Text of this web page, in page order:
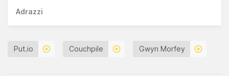
Adrazzi
Put.io Couchpile Gwyn Morfey